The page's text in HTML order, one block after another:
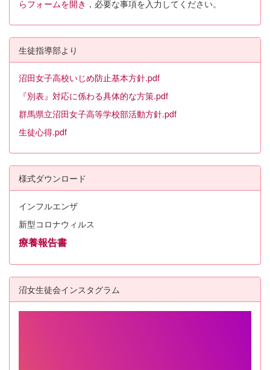
らフォームを開き ，必要な事項を入力してください。
生徒指導部より
沼田女子高校いじめ防止基本方針.pdf
『別表』対応に係わる具体的な方策.pdf
群馬県立沼田女子高等学校部活動方針.pdf
生徒心得.pdf
様式ダウンロード
インフルエンザ
新型コロナウィルス
療養報告書
沼女生徒会インスタグラム